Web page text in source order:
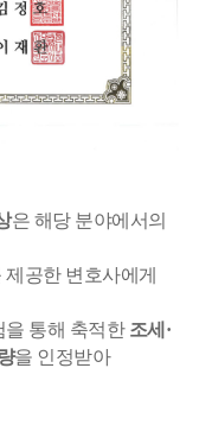
은 해당 분야에서의
공한 변호사에게
을 통해 축적한 조세·
을 인정받아